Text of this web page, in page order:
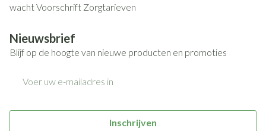
wachtVoorschrift Zorgtarieven
Nieuwsbrief
Blijf op de hoogte van nieuwe producten en promoties
Inschrijven